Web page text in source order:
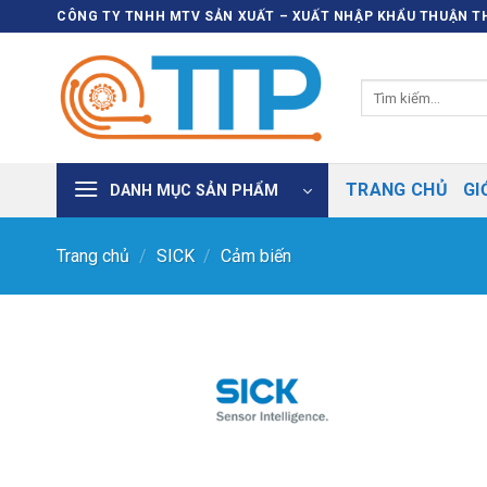
qua
CÔNG TY TNHH MTV SẢN XUẤT – XUẤT NHẬP KHẨU THUẬN
DANH MỤC SẢN PHẨM TRANG CHỦ
Trang chủ / SICK / Cảm biến